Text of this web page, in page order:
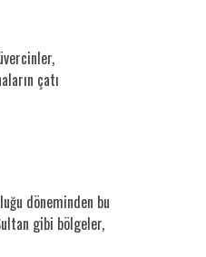
çatı
döneminden bu
gibi bölgeler,